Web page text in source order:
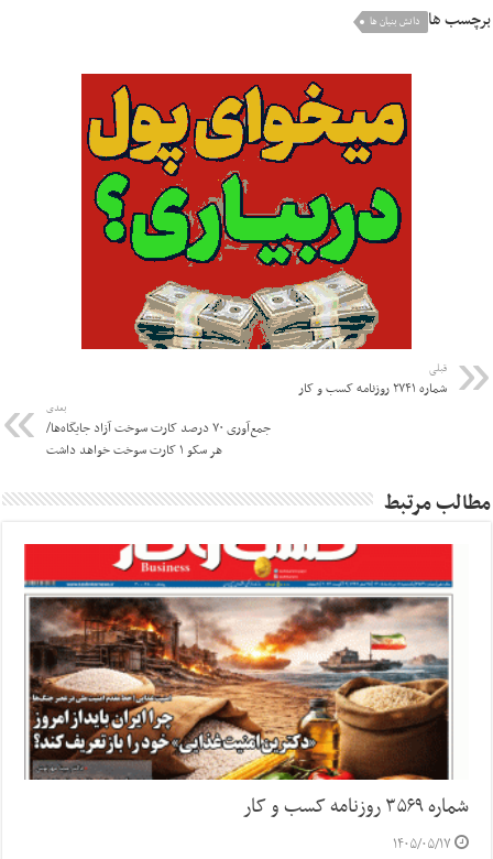
برچسب ها دانش بنیان ها
قبلی
شماره ۲۷۴۱ روزنامه کسب و کار
بعدی
جمع‌آوری ۷۰ درصد کارت‌ سوخت آزاد جایگاه‌‌ها/
هر سکو ۱ کارت سوخت خواهد داشت
مطالب مرتبط
شماره ۳۵۶۹ روزنامه کسب و کار
۱۴۰۵/۰۵/۱۷